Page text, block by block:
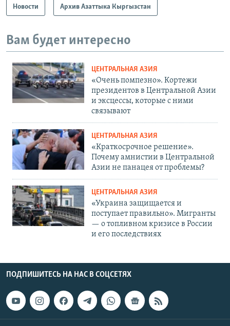
Новости Архив Азаттыка Кыргызстан
Вам будет интересно
ЦЕНТРАЛЬНАЯ АЗИЯ
«Очень помпезно». Кортежи
президентов в Центральной Азии
и эксцессы, которые с ними
связывают
ЦЕНТРАЛЬНАЯ АЗИЯ
«Краткосрочное решение».
Почему амнистии в Центральной
Азии не панацея от проблемы?
ЦЕНТРАЛЬНАЯ АЗИЯ
«Украина защищается и
поступает правильно». Мигранты
— о топливном кризисе в России
и его последствиях
ПОДПИШИТЕСЬ НА НАС В СОЦСЕТЯХ